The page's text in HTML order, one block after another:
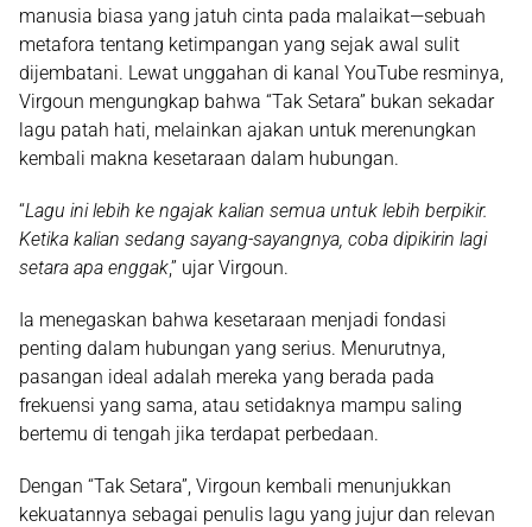
manusia biasa yang jatuh cinta pada malaikat—sebuah
metafora tentang ketimpangan yang sejak awal sulit
dijembatani. Lewat unggahan di kanal YouTube resminya,
Virgoun mengungkap bahwa “Tak Setara” bukan sekadar
lagu patah hati, melainkan ajakan untuk merenungkan
kembali makna kesetaraan dalam hubungan.
“Lagu ini lebih ke ngajak kalian semua untuk lebih berpikir.
Ketika kalian sedang sayang-sayangnya, coba dipikirin lagi
setara apa enggak,” ujar Virgoun.
Ia menegaskan bahwa kesetaraan menjadi fondasi
penting dalam hubungan yang serius. Menurutnya,
pasangan ideal adalah mereka yang berada pada
frekuensi yang sama, atau setidaknya mampu saling
bertemu di tengah jika terdapat perbedaan.
Dengan “Tak Setara”, Virgoun kembali menunjukkan
kekuatannya sebagai penulis lagu yang jujur dan relevan